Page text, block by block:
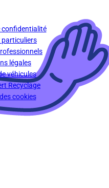
confidentialité
particuliers
légales
véhicules
Recyclage
cookies